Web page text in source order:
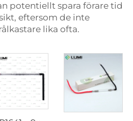
potentiellt spara förare tid
eftersom de inte
lika ofta.